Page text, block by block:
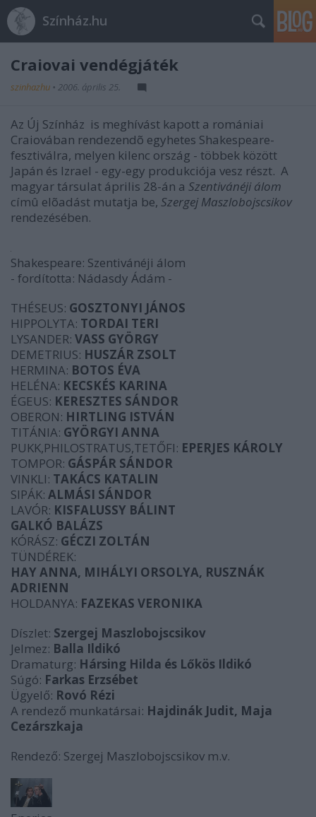
Színház.hu
Craiovai vendégjáték
szinhazhu • 2006. április 25.
Az Új Színház is meghívást kapott a romániai
Craiovában rendezendõ egyhetes Shakespeare-
fesztiválra, melyen kilenc ország - többek között
Japán és Izrael - egy-egy produkciója vesz részt. A
magyar társulat április 28-án a Szentivánéji álom
címû elõadást mutatja be, Szergej Maszlobojscsikov
rendezésében.
Shakespeare: Szentivánéji álom
- fordította: Nádasdy Ádám -
THÉSEUS: GOSZTONYI JÁNOS
HIPPOLYTA: TORDAI TERI
LYSANDER: VASS GYÖRGY
DEMETRIUS: HUSZÁR ZSOLT
HERMINA: BOTOS ÉVA
HELÉNA: KECSKÉS KARINA
ÉGEUS: KERESZTES SÁNDOR
OBERON: HIRTLING ISTVÁN
TITÁNIA: GYÖRGYI ANNA
PUKK,PHILOSTRATUS,TETŐFI: EPERJES KÁROLY
TOMPOR: GÁSPÁR SÁNDOR
VINKLI: TAKÁCS KATALIN
SIPÁK: ALMÁSI SÁNDOR
LAVÓR: KISFALUSSY BÁLINT
GALKÓ BALÁZS
KÓRÁSZ: GÉCZI ZOLTÁN
TÜNDÉREK:
HAY ANNA, MIHÁLYI ORSOLYA, RUSZNÁK
ADRIENN
HOLDANYA: FAZEKAS VERONIKA
Díszlet: Szergej Maszlobojscsikov
Jelmez: Balla Ildikó
Dramaturg: Hársing Hilda és Lőkös Ildikó
Súgó: Farkas Erzsébet
Ügyelő: Rovó Rézi
A rendező munkatársai: Hajdinák Judit, Maja
Cezárszkaja
Rendező: Szergej Maszlobojscsikov m.v.